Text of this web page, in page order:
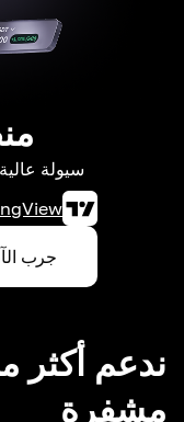
سيولة عالية
جرب
مشفرة